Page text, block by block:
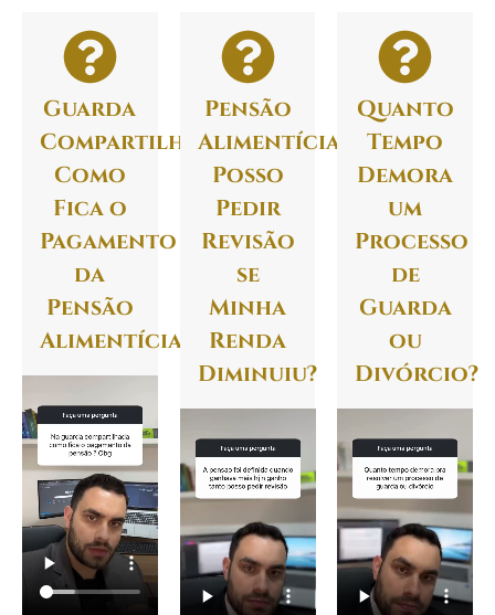
Guarda
Compartilhada:
Como
Fica o
Pagamento
da
Pensão
Alimentícia?
Pensão
Alimentícia:
Posso
Pedir
Revisão
se
Minha
Renda
Diminuiu?
Quanto
Tempo
Demora
um
Processo
de
Guarda
ou
Divórcio?